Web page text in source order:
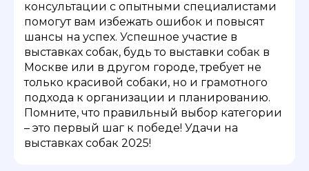
консультации с опытными специалистами
помогут вам избежать ошибок и повысят
шансы на успех. Успешное участие в
выставках собак, будь то выставки собак в
Москве или в другом городе, требует не
только красивой собаки, но и грамотного
подхода к организации и планированию.
Помните, что правильный выбор категории
– это первый шаг к победе! Удачи на
выставках собак 2025!